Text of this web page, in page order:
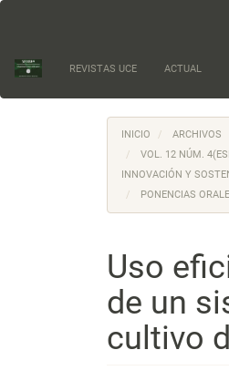
principal
Barra
lateral
REVISTAS UCE ACTUAL
INICIO
ARCHIVOS
VOL. 12 NÚM.
INNOVACIÓN Y
PONENCIAS
Uso
de un
cultivo